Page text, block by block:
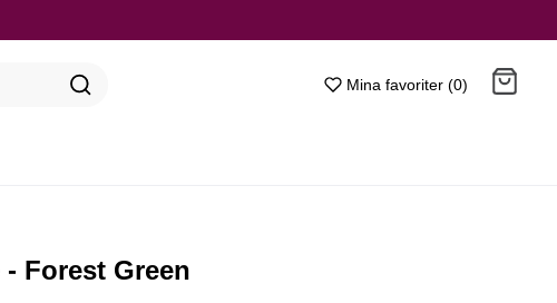
Mina favoriter (0)
Forest Green